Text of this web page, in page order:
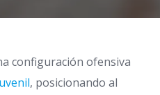
configuración ofensiva
, posicionando al